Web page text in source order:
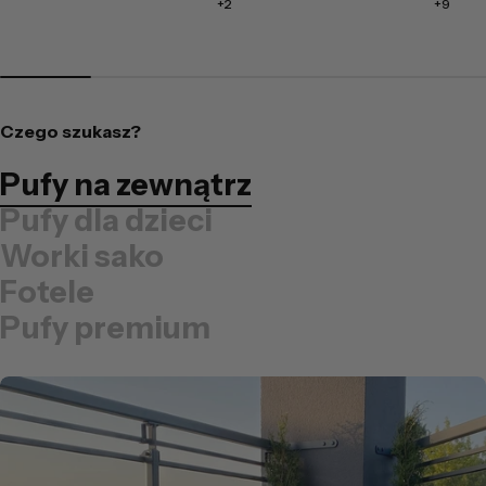
+2 +9
Czego szukasz?
Pufy na zewnątrz
Pufy dla dzieci
Worki sako
Fotele
Pufy premium